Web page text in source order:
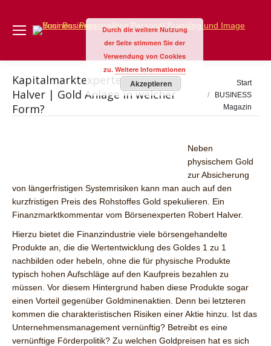
Kapitalmarktexperte Robert
Halver | Gold Anlage in welcher
Form?
Sie befinden sich
hier:
Start
BUSINESS
Magazin
Neben
physischem Gold
zur Absicherung
von längerfristigen Systemrisiken kann man auch auf den
kurzfristigen Preis des Rohstoffes Gold spekulieren. Ein
Finanzmarktkommentar vom Börsenexperten Robert Halver.
Hierzu bietet die Finanzindustrie viele börsengehandelte
Produkte an, die die Wertentwicklung des Goldes 1 zu 1
nachbilden oder hebeln, ohne die für physische Produkte
typisch hohen Aufschläge auf den Kaufpreis bezahlen zu
müssen. Vor diesem Hintergrund haben diese Produkte sogar
einen Vorteil gegenüber Goldminenaktien. Denn bei letzteren
kommen die charakteristischen Risiken einer Aktie hinzu. Ist das
Unternehmensmanagement vernünftig? Betreibt es eine
vernünftige Förderpolitik? Zu welchen Goldpreisen hat es sich
Durch die weitere Nutzung
der Seite stimmen Sie der
Verwendung von Cookies
zu. Weitere Informationen
Akzeptieren